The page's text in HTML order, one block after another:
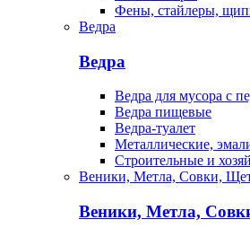
Фены, стайлеры,
Ведра
Ведра
Ведра для мусора с
Ведра пищевые
Ведра-туалет
Металлические,
Строительные и
Веники, Метла, Совки,
Веники, Метла,